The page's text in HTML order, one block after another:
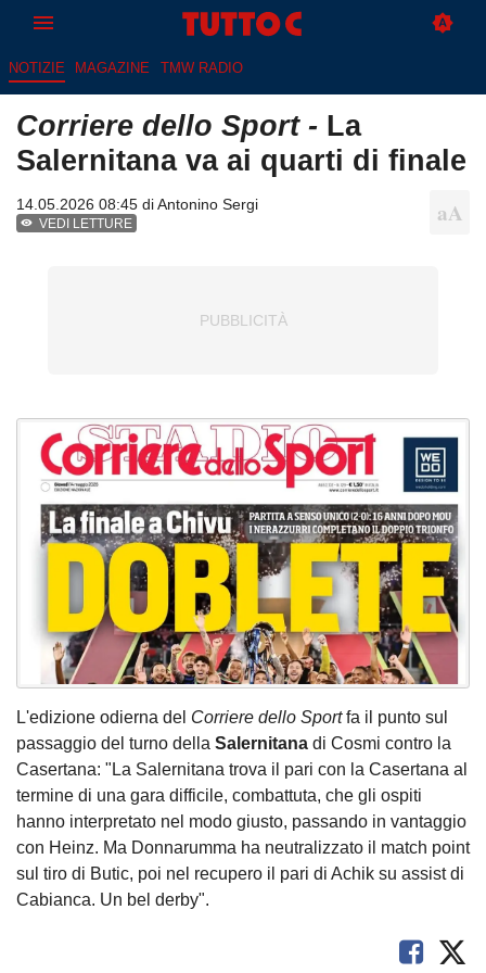
NOTIZIE MAGAZINE TMW RADIO
Corriere dello Sport - La
Salernitana va ai quarti di finale
14.05.2026 08:45 diAntonino Sergi
VEDI LETTURE
L'edizione odierna del Corriere dello Sportfa il punto sul
passaggio del turno della Salernitana di Cosmi contro la
Casertana: "La Salernitana trova il pari con la Casertana al
termine di una gara difficile, combattuta, che gli ospiti
hanno interpretato nel modo giusto, passando in vantaggio
con Heinz. Ma Donnarumma ha neutralizzato il match point
sul tiro di Butic, poi nel recupero il pari di Achik su assist di
Cabianca. Un bel derby".